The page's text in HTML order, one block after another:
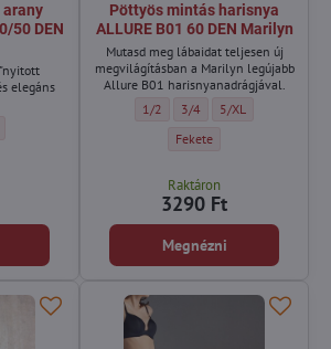
50 DEN
elegáns
arany logóval CAT GIRL 30/50 DEN Amour - Méret:
harisnya arany logóval CAT GIRL 30/50 DEN Amour -
arany logóval CAT GIRL 30/50 DEN Amour - Szín:
Pöttyös mintás harisnya
ALLURE B01 60 DEN Marilyn
Mutasd meg lábaidat teljesen új
megvilágításban a Marilyn legújabb
Allure B01 harisnyanadrágjával.
Pöttyös mintás harisnya
1/2 Pöttyös mintás harisnya
3/4 Pöttyös mintás
5/XL
Pöttyös mintás harisnya
Fekete
Raktáron
3290 Ft
Megnézni